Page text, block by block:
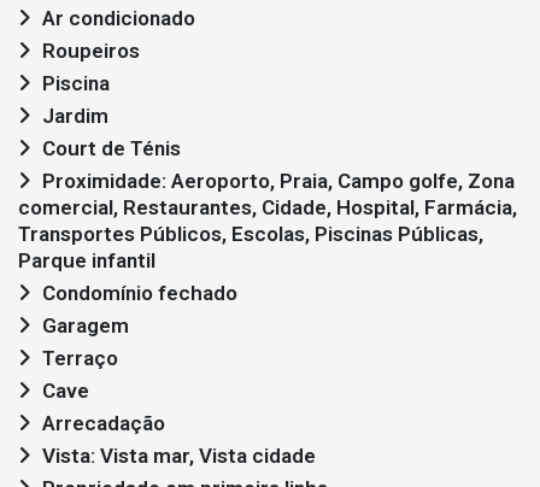
Ar condicionado
Roupeiros
Piscina
Jardim
Court de Ténis
comercial, Restaurantes, Cidade, Hospital, Farmácia,
Transportes Públicos, Escolas, Piscinas Públicas,
Parque infantil
Condomínio fechado
Garagem
Terraço
Cave
Arrecadação
Vista: Vista mar, Vista cidade